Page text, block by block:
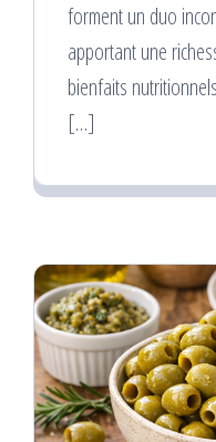
forment un duo
apportant une
bienfaits
[…]